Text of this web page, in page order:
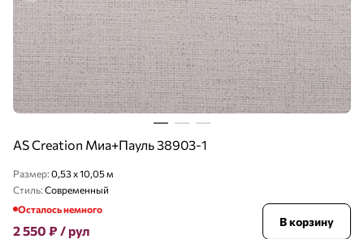
AS Creation Миа+Пауль 38903-1
Размер: 0,53 x 10,05 м
Стиль: Современный
Осталось немного
2 550 ₽ / рул
В корзину